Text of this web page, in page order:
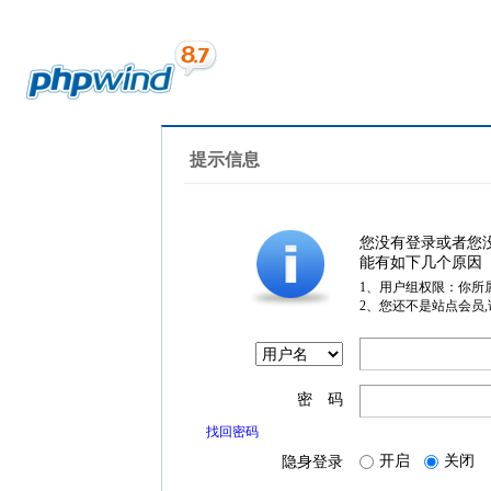
提示信息
您没有登录或者您
能有如下几个原因
1、用户组权限：你所
2、您还不是站点会员
密 码
找回密码
隐身登录 开启 关闭